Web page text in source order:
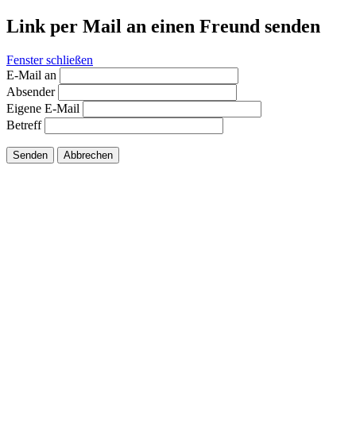
Link per Mail an einen Freund senden
Fenster schließen
E-Mail an
Absender
Eigene E-Mail
Betreff
Senden Abbrechen